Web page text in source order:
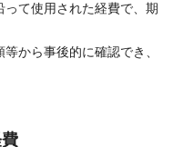
て使用された経費で、期
から事後的に確認でき、